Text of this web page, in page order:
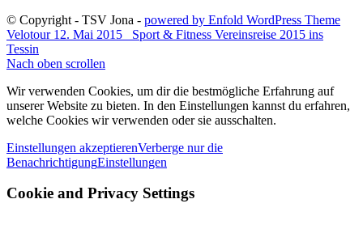
© Copyright - TSV Jona - powered by Enfold WordPress Theme
Velotour 12. Mai 2015
Sport & Fitness Vereinsreise 2015 ins
Tessin
Nach oben scrollen
Wir verwenden Cookies, um dir die bestmögliche Erfahrung auf
unserer Website zu bieten. In den Einstellungen kannst du erfahren,
welche Cookies wir verwenden oder sie ausschalten.
Einstellungen akzeptierenVerberge nur die
BenachrichtigungEinstellungen
Cookie and Privacy Settings